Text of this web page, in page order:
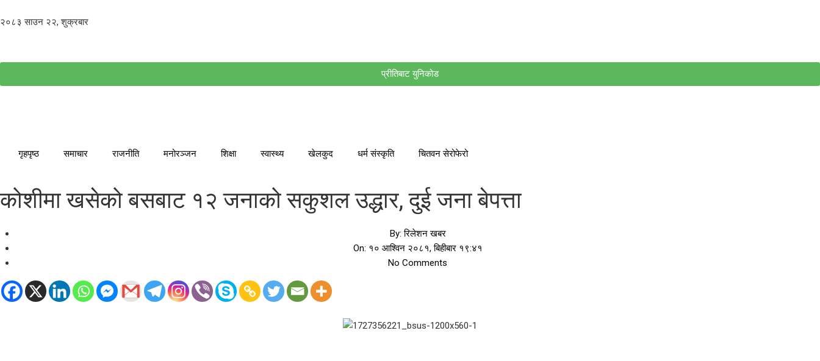
२०८३ साउन २२, शुक्रबार
प्रीतिबाट युनिकोड
गृहपृष्ठ समाचार राजनीति मनोरञ्जन शिक्षा स्वास्थ्य खेलकुद धर्म संस्कृति चितवन सेरोफेरो
कोशीमा खसेको बसबाट १२ जनाको सकुशल उद्धार, दुई जना बेपत्ता
By: रिलेशन खबर
On: १० आश्विन २०८१, बिहीबार १९:४१
No Comments